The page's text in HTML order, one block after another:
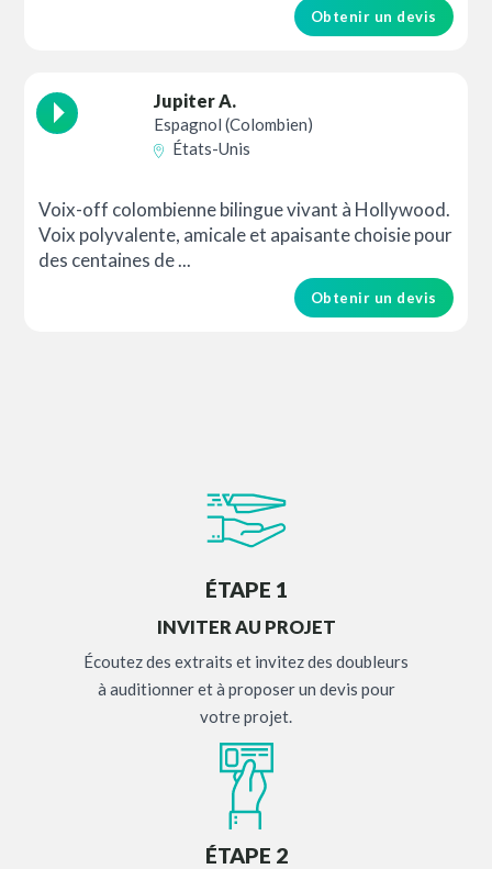
Obtenir un devis
Jupiter A.
Espagnol (Colombien)
États-Unis
Voix-off colombienne bilingue vivant à Hollywood.
Voix polyvalente, amicale et apaisante choisie pour
des centaines de ...
Obtenir un devis
ÉTAPE 1
INVITER AU PROJET
Écoutez des extraits et invitez des doubleurs
à auditionner et à proposer un devis pour
votre projet.
ÉTAPE 2